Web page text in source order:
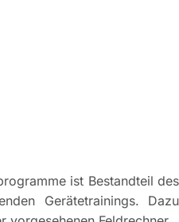
ist Bestandteil des
Gerätetrainings. Dazu